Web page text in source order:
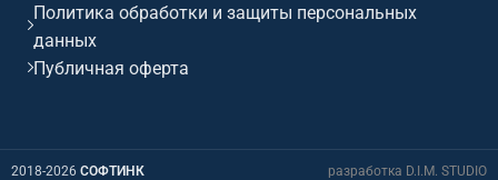
Политика обработки и защиты персональных
данных
Публичная оферта
2018-2026 СОФТИНК разработка D.I.M. STUDIO